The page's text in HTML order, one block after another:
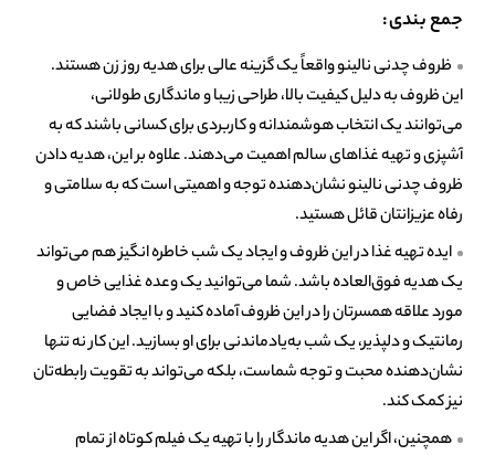
جمع بندی:
ظروف چدنی نالینو واقعاً یک گزینه عالی برای هدیه روز زن هستند.
این ظروف به دلیل کیفیت بالا، طراحی زیبا و ماندگاری طولانی،
می‌توانند یک انتخاب هوشمندانه و کاربردی برای کسانی باشند که به
آشپزی و تهیه غذاهای سالم اهمیت می‌دهند. علاوه بر این، هدیه دادن
ظروف چدنی نالینو نشان‌دهنده توجه و اهمیتی است که به سلامتی و
رفاه عزیزانتان قائل هستید.
ایده تهیه غذا در این ظروف و ایجاد یک شب خاطره ‌انگیز هم می‌تواند
یک هدیه فوق‌العاده باشد. شما می‌توانید یک وعده غذایی خاص و
مورد علاقه همسرتان را در این ظروف آماده کنید و با ایجاد فضایی
رمانتیک و دلپذیر، یک شب به‌یادماندنی برای او بسازید. این کار نه تنها
نشان‌دهنده محبت و توجه شماست، بلکه می‌تواند به تقویت رابطه‌تان
نیز کمک کند.
همچنین، اگر این هدیه ماندگار را با تهیه یک فیلم کوتاه از تمام